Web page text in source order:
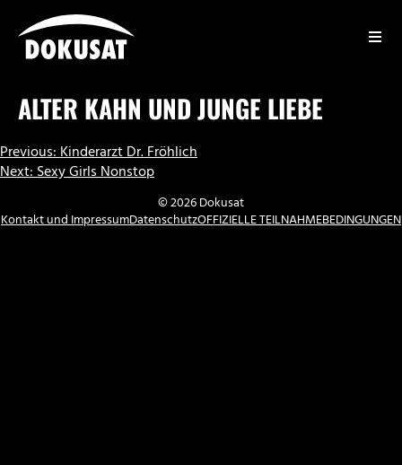
Inhalt
springen
ALTER KAHN UND JUNGE LIEBE
BEITRAGSNAVIGATION
Previous:Kinderarzt Dr. Fröhlich
Next:Sexy Girls Nonstop
© 2026 Dokusat
Kontakt und ImpressumDatenschutzOFFIZIELLE TEILNAHMEBEDINGUNGEN